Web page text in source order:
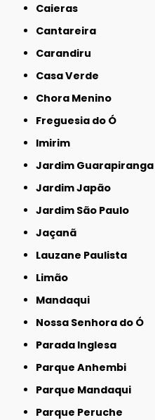
Caieras
Cantareira
Carandiru
Casa Verde
Chora Menino
Freguesia do Ó
Imirim
Jardim Guarapiranga
Jardim Japão
Jardim São Paulo
Jaçanã
Lauzane Paulista
Limão
Mandaqui
Nossa Senhora do Ó
Parada Inglesa
Parque Anhembi
Parque Mandaqui
Parque Peruche